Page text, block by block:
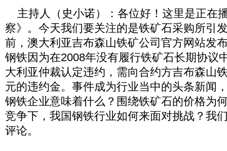
主持人（史小诺）：各位好！这里是正在
察》。今天我们要关注的是铁矿石采购所引
前，澳大利亚吉布森山铁矿公司官方网站发
钢铁因为在2008年没有履行铁矿石长期协议
大利亚仲裁认定违约，需向合约方吉布森山
元的违约金。事件成为行业当中的头条新闻
钢铁企业意味着什么？围绕铁矿石的价格为
竞争下，我国钢铁行业如何来面对挑战？我
评论。